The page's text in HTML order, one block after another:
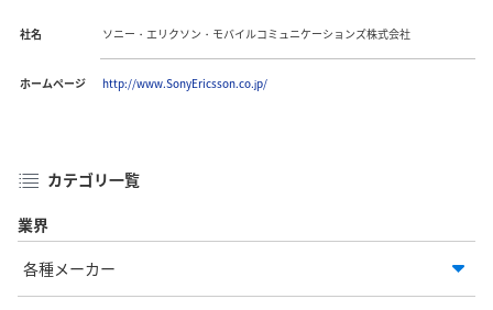
社名 ソニー・エリクソン・モバイルコミュニケーションズ株式会社
ホームページ http://www.SonyEricsson.co.jp/
カテゴリ一覧
業界
各種メーカー